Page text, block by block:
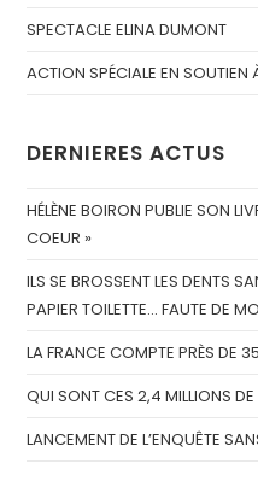
SPECTACLE ELINA DUMONT
ACTION SPÉCIALE EN SOUTIEN
DERNIERES ACTUS
HÉLÈNE BOIRON PUBLIE SON
COEUR »
ILS SE BROSSENT LES DENTS
PAPIER TOILETTE… FAUTE DE
LA FRANCE COMPTE PRÈS DE
QUI SONT CES 2,4 MILLIONS
LANCEMENT DE L’ENQUÊTE